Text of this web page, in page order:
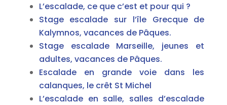
L’escalade, ce que c’est et pour qui ?
Stage escalade sur l’île Grecque de
Kalymnos, vacances de Pâques.
Stage escalade Marseille, jeunes et
adultes, vacances de Pâques.
Escalade en grande voie dans les
calanques, le crêt St Michel
L’escalade en salle, salles d’escalade